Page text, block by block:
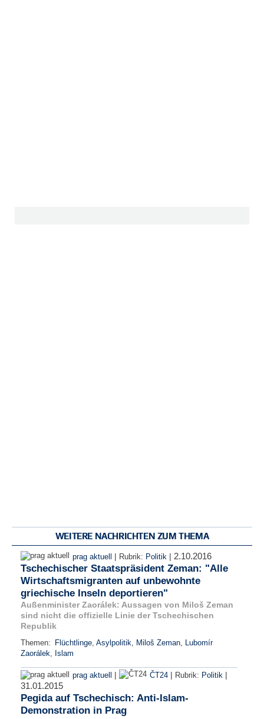
WEITERE NACHRICHTEN ZUM THEMA
prag aktuell | Rubrik: Politik | 2.10.2016
Tschechischer Staatspräsident Zeman: "Alle
Wirtschaftsmigranten auf unbewohnte
griechische Inseln deportieren"
Außenminister Zaorálek: Aussagen von Miloš Zeman
sind nicht die offizielle Linie der Tschechischen
Republik
Themen: Flüchtlinge, Asylpolitik, Miloš Zeman, Lubomír
Zaorálek, Islam
prag aktuell | ČT24 | Rubrik: Politik |
31.01.2015
Pegida auf Tschechisch: Anti-Islam-
Demonstration in Prag